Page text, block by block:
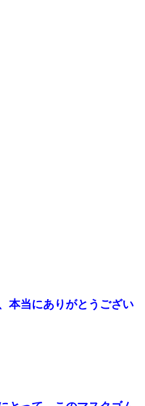
本当にありがとうござい